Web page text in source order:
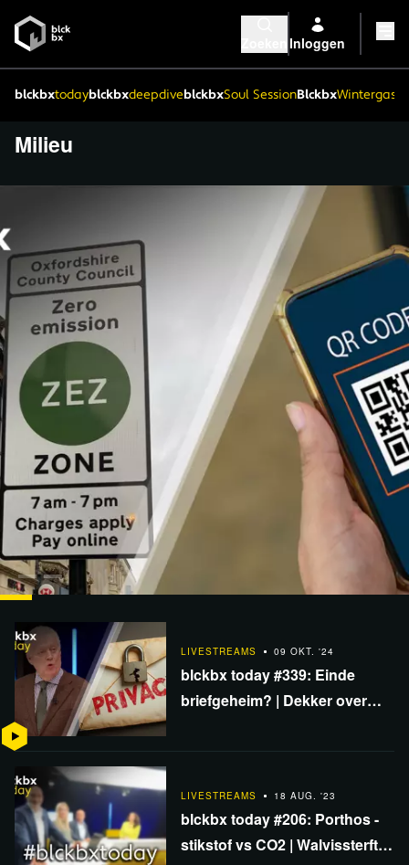
Inloggen
blckbxtodayblckbxdeepdiveblckbxSoul SessionBlckbx
Milieu
blckbx today #355: Einde auto in de stad? | COVID-
commissie VS: lab-leak | De come-back van…
LIVESTREAMS 09 OKT. '24
blckbx today #339: Einde
briefgeheim? | Dekker over
LIVESTREAMS 18 AUG. '23
blckbx today #206: Porthos -
stikstof vs CO2 | Walvissterfte